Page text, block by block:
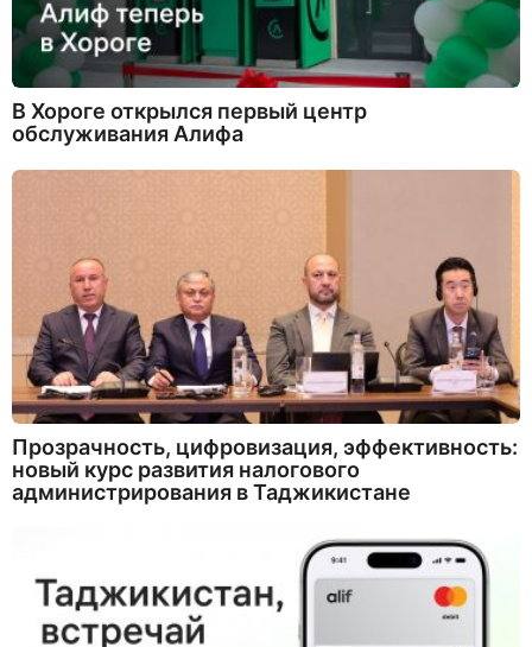
В Хороге открылся первый центр
обслуживания Алифа
Прозрачность, цифровизация, эффективность:
новый курс развития налогового
администрирования в Таджикистане